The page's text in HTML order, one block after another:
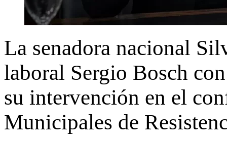
La senadora nacional
laboral Sergio Bosch
su intervención en el
Municipales de